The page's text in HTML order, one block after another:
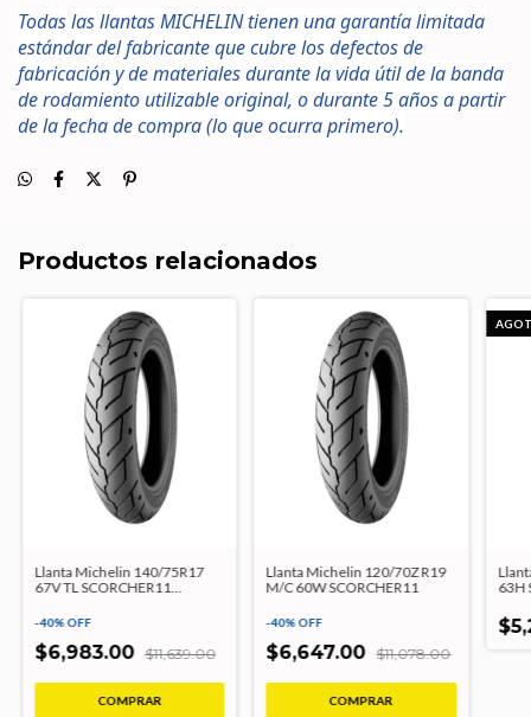
Todas las llantas MICHELIN tienen una garantía limitada
estándar del fabricante que cubre los defectos de
fabricación y de materiales durante la vida útil de la banda
de rodamiento utilizable original, o durante 5 años a partir
de la fecha de compra (lo que ocurra primero).
Productos relacionados
Llanta Michelin 140/75R17
67V TL SCORCHER11
-40%OFF
$6,983.00 $11,639.00
Llanta Michelin 120/70Z R19
M/C 60W SCORCHER11
-40%OFF
$6,647.00 $11,078.00
63H